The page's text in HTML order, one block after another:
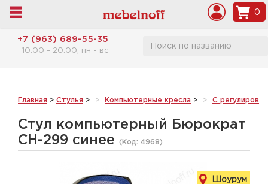
0
+7 (963) 689-55-35
10:00 - 20:00, пн - вс
Главная > Стулья > Компьютерные кресла > С
Стул компьютерный Бюрократ
CH-299 синее
(Код: 4968)
Шоурум